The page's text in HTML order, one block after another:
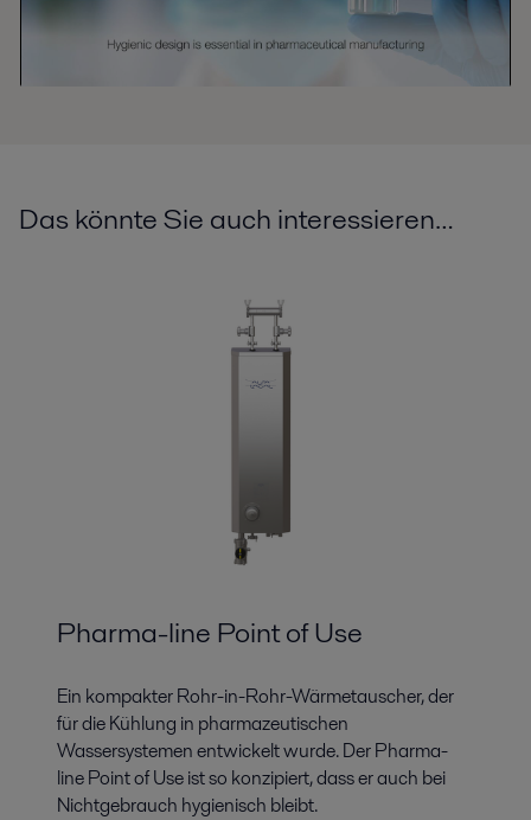
Das könnte Sie auch interessieren…
Pharma-line Point of Use
Ein kompakter Rohr-in-Rohr-Wärmetauscher, der
für die Kühlung in pharmazeutischen
Wassersystemen entwickelt wurde. Der Pharma-
line Point of Use ist so konzipiert, dass er auch bei
Nichtgebrauch hygienisch bleibt.